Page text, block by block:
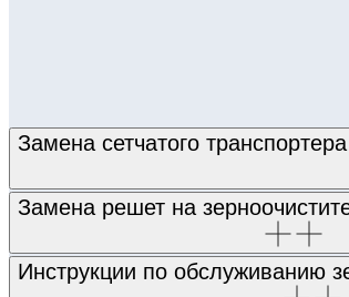
Замена сетчатого
Замена решет на
Инструкции по обслуживанию